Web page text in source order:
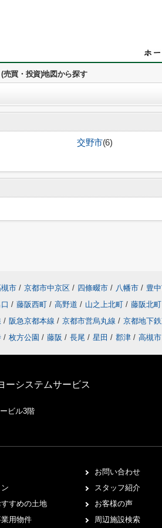
(売買・投資)地図から探す
交野市(6)
市 / 京都市中京区 / 四條畷市 / 八幡市 / 豊
/ 藤阪西町 / 高野道 / 山之上北町 / 藤阪北町
/ 阪急京都本線 / 京都市営烏丸線 / 京都地下
/ 枚方公園 / 藤阪 / 長尾 / 星田 / 郡津 / 高槻市
ーシステムサービス
ビル3階
すめの土地
用物件
お問い合わせ
スタッフ紹介
お客様の声
周辺施設検索